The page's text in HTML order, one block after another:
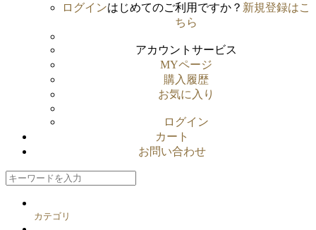
ログインはじめてのご利用ですか？ 新規登録はこ
ちら
アカウントサービス
MYページ
購入履歴
お気に入り
ログイン
カート
お問い合わせ
カテゴリ